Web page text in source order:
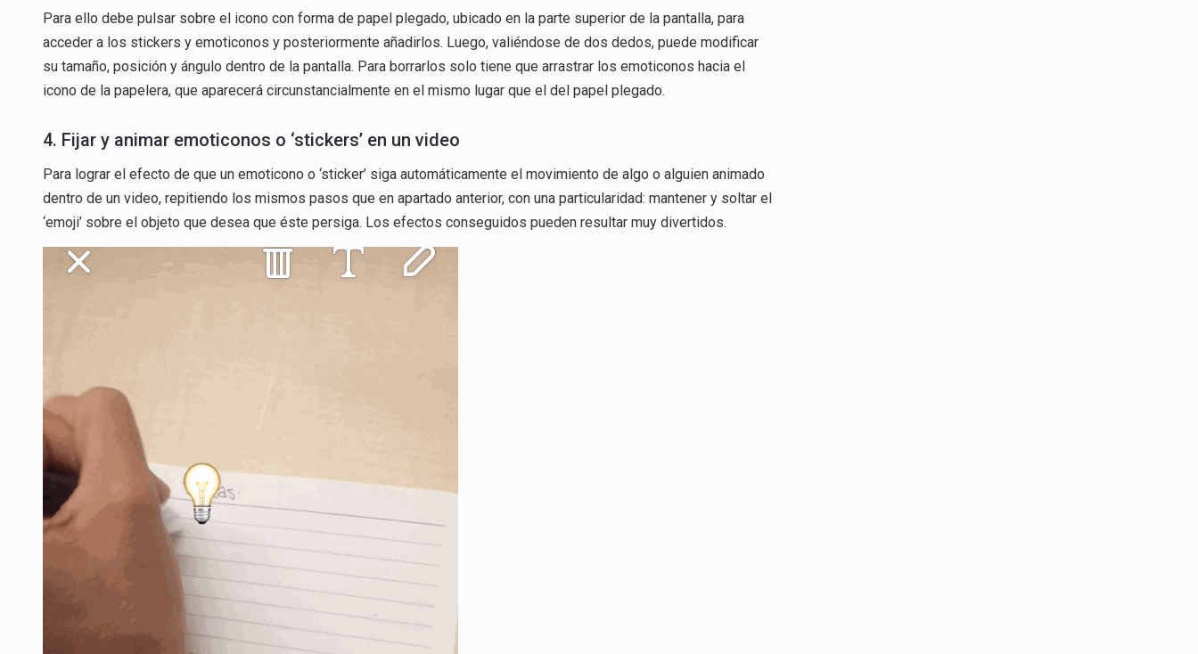
Para ello debe pulsar sobre el icono con forma de papel plegado, ubicado en la parte superior de la pantalla, para
acceder a los stickers y emoticonos y posteriormente añadirlos. Luego, valiéndose de dos dedos, puede modificar
su tamaño, posición y ángulo dentro de la pantalla. Para borrarlos solo tiene que arrastrar los emoticonos hacia el
icono de la papelera, que aparecerá circunstancialmente en el mismo lugar que el del papel plegado.
4. Fijar y animar emoticonos o ‘stickers’ en un video
Para lograr el efecto de que un emoticono o ‘sticker’ siga automáticamente el movimiento de algo o alguien animado
dentro de un video, repitiendo los mismos pasos que en apartado anterior, con una particularidad: mantener y soltar el
‘emoji’ sobre el objeto que desea que éste persiga. Los efectos conseguidos pueden resultar muy divertidos.